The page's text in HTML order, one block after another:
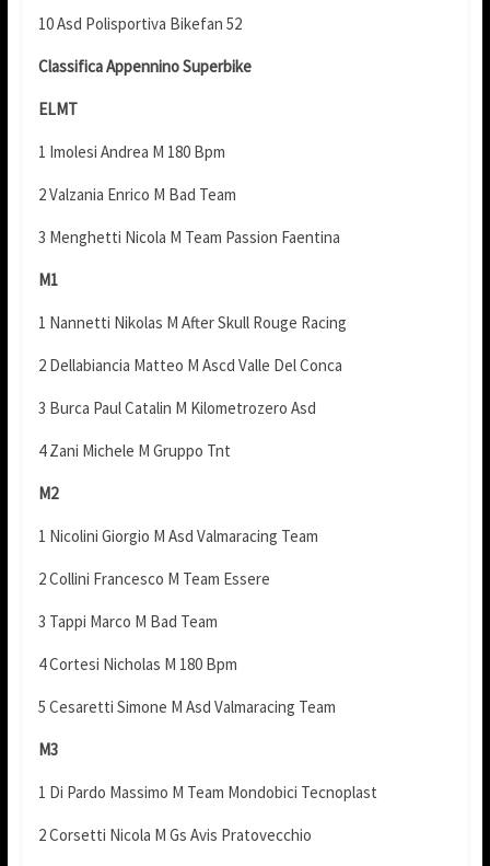
10 Asd Polisportiva Bikefan 52
Classifica Appennino Superbike
ELMT
1 Imolesi Andrea M 180 Bpm
2 Valzania Enrico M Bad Team
3 Menghetti Nicola M Team Passion Faentina
M1
1 Nannetti Nikolas M After Skull Rouge Racing
2 Dellabiancia Matteo M Ascd Valle Del Conca
3 Burca Paul Catalin M Kilometrozero Asd
4 Zani Michele M Gruppo Tnt
M2
1 Nicolini Giorgio M Asd Valmaracing Team
2 Collini Francesco M Team Essere
3 Tappi Marco M Bad Team
4 Cortesi Nicholas M 180 Bpm
5 Cesaretti Simone M Asd Valmaracing Team
M3
1 Di Pardo Massimo M Team Mondobici Tecnoplast
2 Corsetti Nicola M Gs Avis Pratovecchio